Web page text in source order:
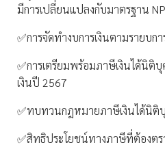
มีการเปลี่ยนแปลงกับมาตรฐาน
✅การจัดทำงบการเงินตามรายบก
✅การเตรียมพร้อมภาษีเงินได้นิติ
เงินปี 2567
✅ทบทวนกฎหมายภาษีเงินได้นิติ
✅สิทธิประโยชน์ทางภาษีที่ต้องต